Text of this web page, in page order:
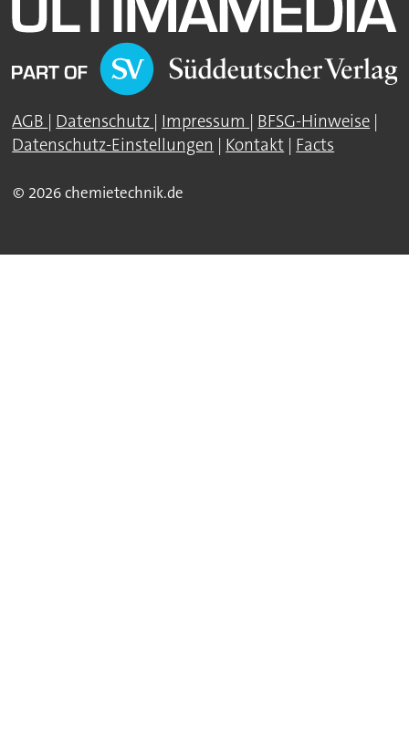
AGB | Datenschutz | Impressum | BFSG-Hinweise |
Datenschutz-Einstellungen | Kontakt | Facts
© 2026 chemietechnik.de